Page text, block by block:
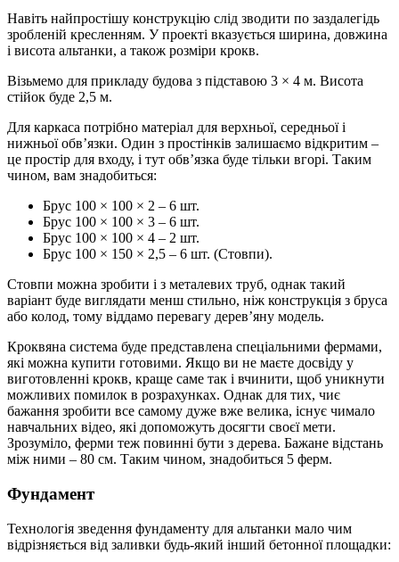
Навіть найпростішу конструкцію слід зводити по заздалегідь
зробленій кресленням. У проекті вказується ширина, довжина
і висота альтанки, а також розміри крокв.
Візьмемо для прикладу будова з підставою 3 × 4 м. Висота
стійок буде 2,5 м.
Для каркаса потрібно матеріал для верхньої, середньої і
нижньої обв’язки. Один з простінків залишаємо відкритим –
це простір для входу, і тут обв’язка буде тільки вгорі. Таким
чином, вам знадобиться:
Брус 100 × 100 × 2 – 6 шт.
Брус 100 × 100 × 3 – 6 шт.
Брус 100 × 100 × 4 – 2 шт.
Брус 100 × 150 × 2,5 – 6 шт. (Стовпи).
Стовпи можна зробити і з металевих труб, однак такий
варіант буде виглядати менш стильно, ніж конструкція з бруса
або колод, тому віддамо перевагу дерев’яну модель.
Кроквяна система буде представлена спеціальними фермами,
які можна купити готовими. Якщо ви не маєте досвіду у
виготовленні крокв, краще саме так і вчинити, щоб уникнути
можливих помилок в розрахунках. Однак для тих, чиє
бажання зробити все самому дуже вже велика, існує чимало
навчальних відео, які допоможуть досягти своєї мети.
Зрозуміло, ферми теж повинні бути з дерева. Бажане відстань
між ними – 80 см. Таким чином, знадобиться 5 ферм.
Фундамент
Технологія зведення фундаменту для альтанки мало чим
відрізняється від заливки будь-який інший бетонної площадки: